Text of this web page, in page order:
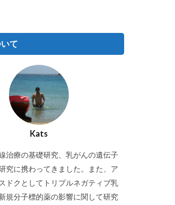
て
Kats
治療の基礎研究、乳がんの遺伝子
究に携わってきました。また、ア
ドクとしてトリプルネガティブ乳
規分子標的薬の影響に関して研究